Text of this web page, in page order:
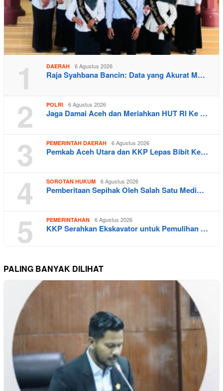
1 DAERAH 6 Agustus 2026
Raja Syahbana Bancin: Data yang Akurat M…
2 POLRI 6 Agustus 2026
Jaga Damai Aceh dan Meriahkan HUT RI Ke …
3 PEMERINTAH DAERAH 6 Agustus 2026
Pemkab Aceh Utara dan KKP Lepas Bibit Ke…
4 SOROTAN HUKUM 6 Agustus 2026
Pemberitaan Sepihak Oleh Salah Satu Medi…
5 PEMERINTAHAN 6 Agustus 2026
KKP Serahkan Ekskavator untuk Pemulihan …
PALING BANYAK DILIHAT